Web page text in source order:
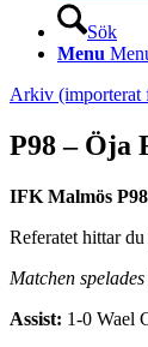
Sök
Menu
Arkiv (importerat
P98 – Öja
IFK Malmös
Referatet hittar du
Matchen
Assist: 1-0 Wael